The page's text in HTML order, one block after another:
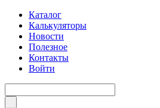
Каталог
Калькуляторы
Новости
Полезное
Контакты
Войти